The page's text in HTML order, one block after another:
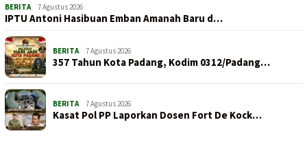
BERITA 7 Agustus 2026
IPTU Antoni Hasibuan Emban Amanah Baru d…
BERITA 7 Agustus 2026
357 Tahun Kota Padang, Kodim 0312/Padang…
BERITA 7 Agustus 2026
Kasat Pol PP Laporkan Dosen Fort De Kock…